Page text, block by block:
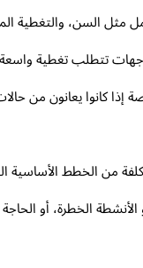
مثل السن، والتغطية
تتطلب تغطية
إذا كانوا يعانون من
من الخطط الأساسية
الخطرة، أو